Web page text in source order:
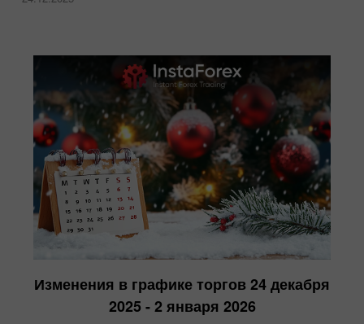
Изменения в графике торгов 24 декабря
2025 - 2 января 2026